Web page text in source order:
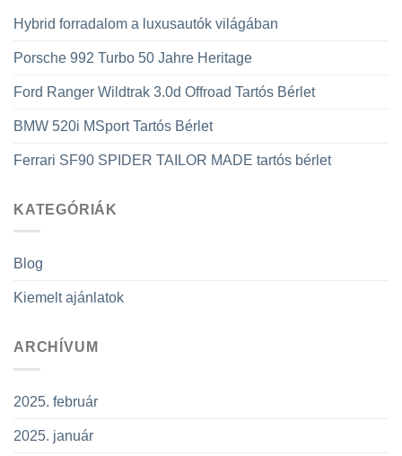
Hybrid forradalom a luxusautók világában
Porsche 992 Turbo 50 Jahre Heritage
Ford Ranger Wildtrak 3.0d Offroad Tartós Bérlet
BMW 520i MSport Tartós Bérlet
Ferrari SF90 SPIDER TAILOR MADE tartós bérlet
KATEGÓRIÁK
Blog
Kiemelt ajánlatok
ARCHÍVUM
2025. február
2025. január